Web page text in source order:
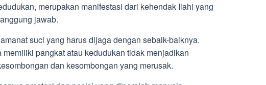
merupakan manifestasi dari kehendak Ilahi yang
jawab.
suci yang harus dijaga dengan sebaik-baiknya.
pangkat atau kedudukan tidak menjadikan
dan kesombongan yang merusak.